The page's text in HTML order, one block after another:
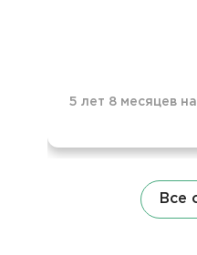
5 лет 8 месяцев
Все